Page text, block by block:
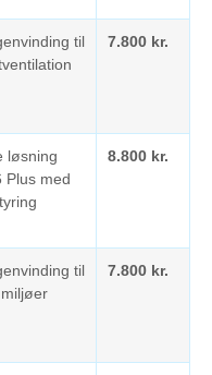
til
7.800 kr.
løsning
Plus med
8.800 kr.
til
7.800 kr.